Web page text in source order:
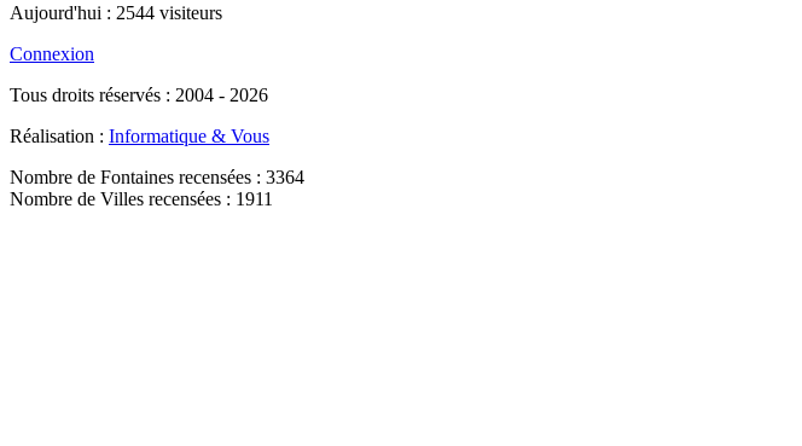
Aujourd'hui : 2544 visiteurs
Connexion
Tous droits réservés : 2004 - 2026
Réalisation : Informatique & Vous
Nombre de Fontaines recensées : 3364
Nombre de Villes recensées : 1911